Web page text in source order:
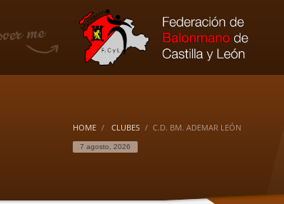
HOME CLUBES C.D. BM. ADEMAR LEÓN
7 agosto, 2026